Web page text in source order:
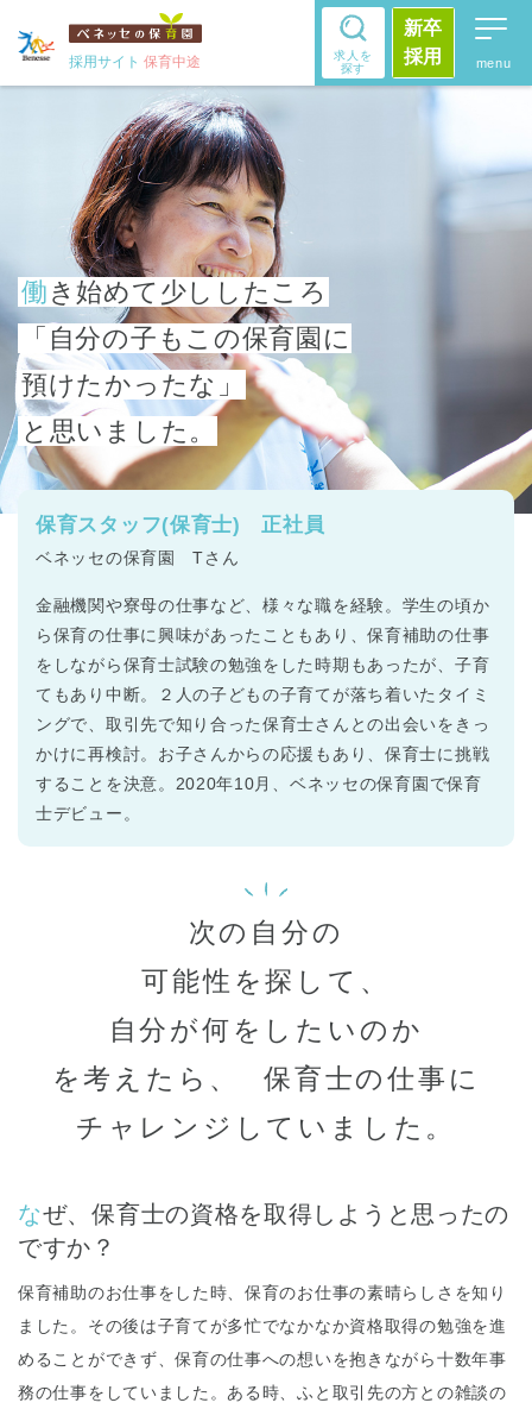
採用サイト 保育中途
求人を
探す
新卒
採用
働き始めて少ししたころ
「自分の子もこの保育園に
預けたかったな」
と思いました。
保育スタッフ(保育士) 正社員
ベネッセの保育園 Tさん
金融機関や寮母の仕事など、様々な職を経験。学生の頃か
ら保育の仕事に興味があったこともあり、保育補助の仕事
をしながら保育士試験の勉強をした時期もあったが、子育
てもあり中断。２人の子どもの子育てが落ち着いたタイミ
ングで、取引先で知り合った保育士さんとの出会いをきっ
かけに再検討。お子さんからの応援もあり、保育士に挑戦
することを決意。2020年10月、ベネッセの保育園で保育
士デビュー。
次の自分の
可能性を探して、
自分が何をしたいのか
を考えたら、
保育士の仕事に
チャレンジしていました。
なぜ、保育士の資格を取得しようと思ったの
ですか？
保育補助のお仕事をした時、保育のお仕事の素晴らしさを知り
ました。その後は子育てが多忙でなかなか資格取得の勉強を進
めることができず、保育の仕事への想いを抱きながら十数年事
務の仕事をしていました。ある時、ふと取引先の方との雑談の